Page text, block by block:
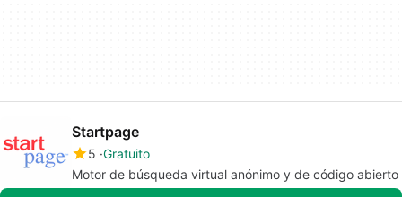
Startpage
5 Gratuito
Motor de búsqueda virtual anónimo y de código abierto